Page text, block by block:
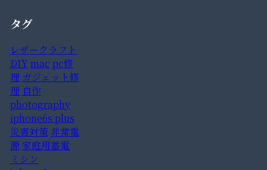
タグ
レザークラフト
DIYmac pc修
理 ガジェット修
理 自作
photography
iphone6s plus
災害対策非常電
源家庭用蓄電
ミシン